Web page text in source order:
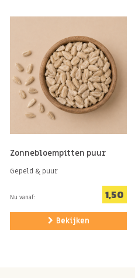
Zonnebloempitten puur
Gepeld & puur
Nu vanaf: 1,50
Bekijken